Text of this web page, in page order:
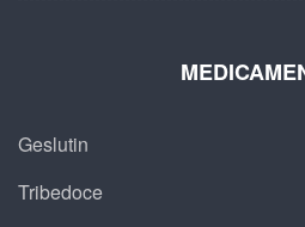
Geslutin
Tribedoce